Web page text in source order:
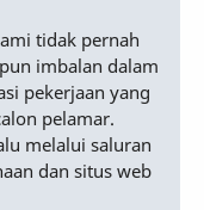
tidak pernah
imbalan dalam
pekerjaan yang
pelamar.
melalui saluran
dan situs web